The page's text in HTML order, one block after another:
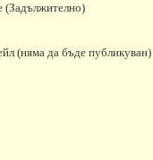
(задължително)
(няма да бъде публикуван)